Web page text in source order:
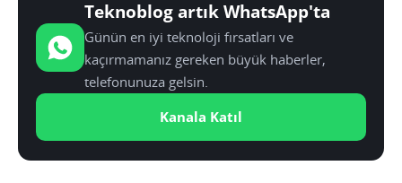
Teknoblog artık WhatsApp'ta
Günün en iyi teknoloji fırsatları ve
kaçırmamanız gereken büyük haberler,
telefonunuza gelsin.
Kanala Katıl